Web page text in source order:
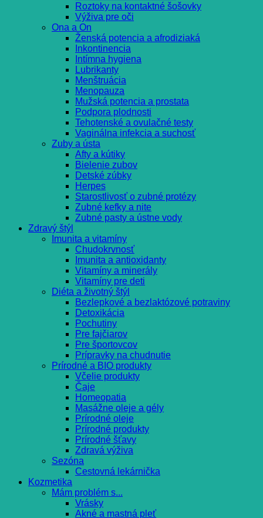
Roztoky na kontaktné šošovky
Výživa pre oči
Ona a On
Ženská potencia a afrodiziaká
Inkontinencia
Intímna hygiena
Lubrikanty
Menštruácia
Menopauza
Mužská potencia a prostata
Podpora plodnosti
Tehotenské a ovulačné testy
Vaginálna infekcia a suchosť
Zuby a ústa
Afty a kútiky
Bielenie zubov
Detské zúbky
Herpes
Starostlivosť o zubné protézy
Zubné kefky a nite
Zubné pasty a ústne vody
Zdravý štýl
Imunita a vitamíny
Chudokrvnosť
Imunita a antioxidanty
Vitamíny a minerály
Vitamíny pre deti
Diéta a životný štýl
Bezlepkové a bezlaktózové potraviny
Detoxikácia
Pochutiny
Pre fajčiarov
Pre športovcov
Prípravky na chudnutie
Prírodné a BIO produkty
Včelie produkty
Čaje
Homeopatia
Masážne oleje a gély
Prírodné oleje
Prírodné produkty
Prírodné šťavy
Zdravá výživa
Sezóna
Cestovná lekárnička
Kozmetika
Mám problém s...
Vrásky
Akné a mastná pleť